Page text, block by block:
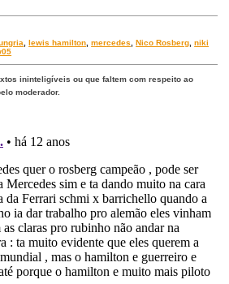
,lewis hamilton ,mercedes ,Nico Rosberg ,niki
ininteligíveis ou que faltem com respeito ao
moderador.